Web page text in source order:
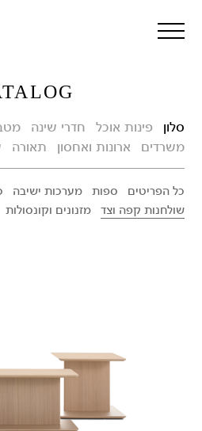
סלון פינות אוכל חדרי שינה
משרדים
ארונות ואחסון תאורה
כל הפריטים ספות מערכות ישיבה
שולחנות קפה וצד
מזנונים וקונסולות